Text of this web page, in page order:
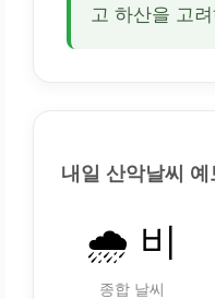
고 하산을 고
내일 산악날씨 예
🌧️ 비
종합 날씨